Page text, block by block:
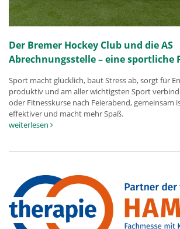
Der Bremer Hockey Club und die AS
Abrechnungsstelle – eine sportliche
Sport macht glücklich, baut Stress ab, sorgt für
produktiv und am aller wichtigsten Sport
oder Fitnesskurse nach Feierabend, gemeinsam
effektiver und macht mehr Spaß.
weiterlesen